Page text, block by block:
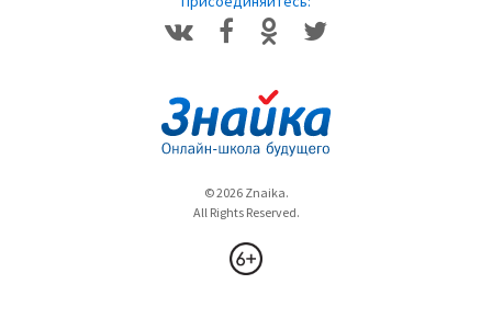
© 2026 Znaika.
All Rights Reserved.